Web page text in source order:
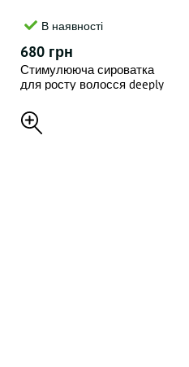
В наявності
680 грн
Стимулююча сироватка
для росту волосся deeply